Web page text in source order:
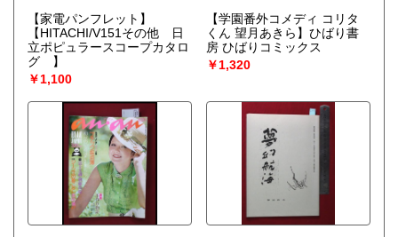
【家電パンフレット】
【HITACHI/V151その他 日
立ポピュラースコープカタロ
グ 】
￥1,100
【学園番外コメディ コリタ
くん 望月あきら】ひばり書
房 ひばりコミックス
￥1,320